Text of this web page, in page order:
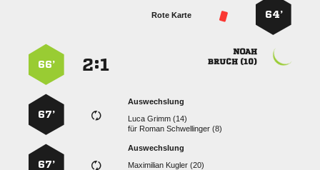
64’
Rote Karte

 
:
66’
Auswechslung
  
für   
67’
Auswechslung
  
67’